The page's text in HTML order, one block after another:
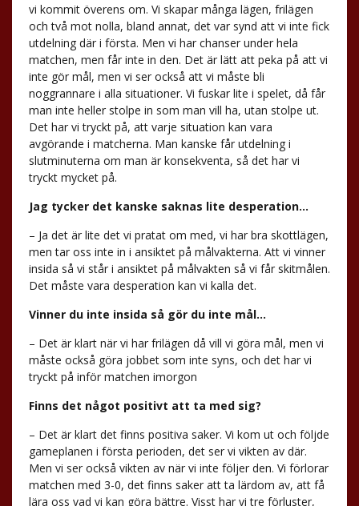
vi kommit överens om. Vi skapar många lägen, frilägen
och två mot nolla, bland annat, det var synd att vi inte fick
utdelning där i första. Men vi har chanser under hela
matchen, men får inte in den. Det är lätt att peka på att vi
inte gör mål, men vi ser också att vi måste bli
noggrannare i alla situationer. Vi fuskar lite i spelet, då får
man inte heller stolpe in som man vill ha, utan stolpe ut.
Det har vi tryckt på, att varje situation kan vara
avgörande i matcherna. Man kanske får utdelning i
slutminuterna om man är konsekventa, så det har vi
tryckt mycket på.
Jag tycker det kanske saknas lite desperation…
– Ja det är lite det vi pratat om med, vi har bra skottlägen,
men tar oss inte in i ansiktet på målvakterna. Att vi vinner
insida så vi står i ansiktet på målvakten så vi får skitmålen.
Det måste vara desperation kan vi kalla det.
Vinner du inte insida så gör du inte mål…
– Det är klart när vi har frilägen då vill vi göra mål, men vi
måste också göra jobbet som inte syns, och det har vi
tryckt på inför matchen imorgon
Finns det något positivt att ta med sig?
– Det är klart det finns positiva saker. Vi kom ut och följde
gameplanen i första perioden, det ser vi vikten av där.
Men vi ser också vikten av när vi inte följer den. Vi förlorar
matchen med 3-0, det finns saker att ta lärdom av, att få
lära oss vad vi kan göra bättre. Visst har vi tre förluster,